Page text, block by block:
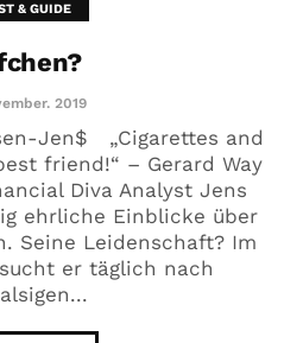
& GUIDE
2019
Jen$ „Cigarettes and
friend!“ – Gerard Way
Diva Analyst Jens
ehrliche Einblicke über
Seine Leidenschaft? Im
er täglich nach